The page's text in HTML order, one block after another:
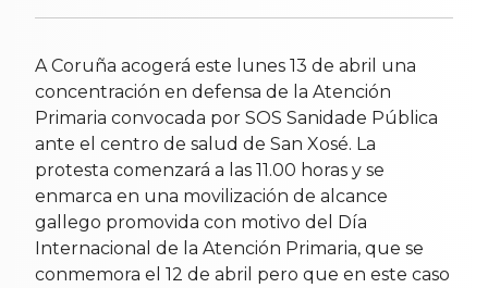
A Coruña acogerá este lunes 13 de abril una
concentración en defensa de la Atención
Primaria convocada por SOS Sanidade Pública
ante el centro de salud de San Xosé. La
protesta comenzará a las 11.00 horas y se
enmarca en una movilización de alcance
gallego promovida con motivo del Día
Internacional de la Atención Primaria, que se
conmemora el 12 de abril pero que en este caso